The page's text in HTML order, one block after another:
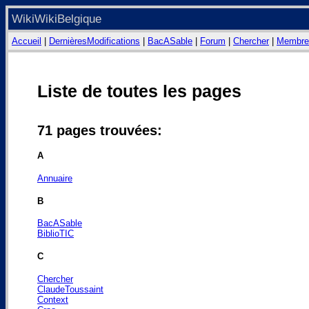
WikiWikiBelgique
Accueil DernièresModifications BacASable Forum Chercher|
Liste de toutes les pages
71 pages trouvées:
A
Annuaire
B
BacASable
BiblioTIC
C
Chercher
ClaudeToussaint
Context